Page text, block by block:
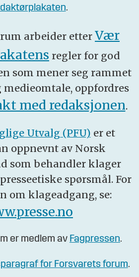
.
arbeider etter Vær
regler for god
som mener seg rammet
medieomtale, oppfordres
med redaksjonen.
Utvalg (PFU) er et
oppnevnt av Norsk
som behandler klager
spørsmål. For
om klageadgang, se:
er medlem av Fagpressen.
for Forsvarets forum.